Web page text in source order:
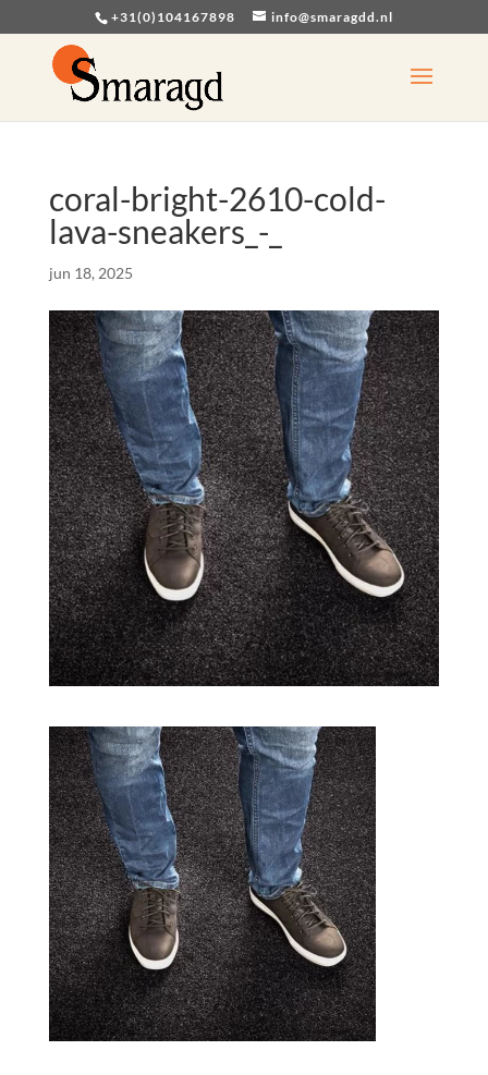
+31(0)104167898 info@smaragdd.nl
coral-bright-2610-cold-
lava-sneakers_-_
jun 18, 2025